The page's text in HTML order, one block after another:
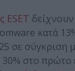
ESET
κατά
σε σύγκριση
στο πρώτο